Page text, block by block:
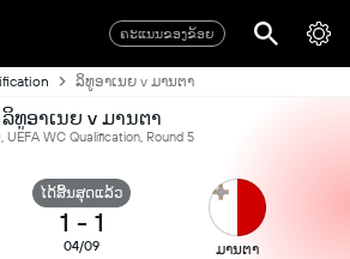
ຄະແນນຂອງຂ້ອຍ
ລິທູອາເນຍ v ມານຕາ
ລິທູອາເນຍ v ມານຕາ
UEFA WC Qualification, Round 5
ໄດ້ສິ້ນສຸດແລ້ວ
1 - 1
04/09 ມານຕາ